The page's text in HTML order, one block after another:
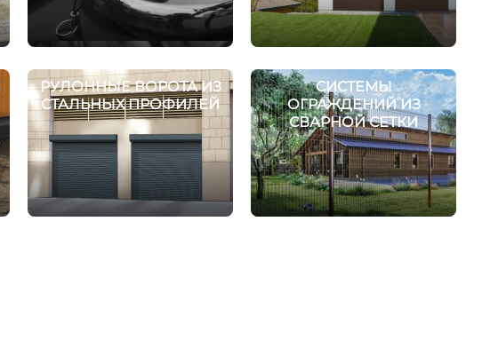
РУЛОННЫЕ ВОРОТА ИЗ
СТАЛЬНЫХ ПРОФИЛЕЙ
СИСТЕМЫ
ОГРАЖДЕНИЙ ИЗ
СВАРНОЙ СЕТКИ